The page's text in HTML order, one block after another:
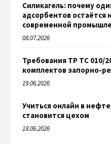
Силикагель: почему
адсорбентов остаётся
современной
08.07.2026
Требования ТР ТС 010/
комплектов запорно-
19.06.2026
Учиться онлайн в
становится цехом
18.06.2026